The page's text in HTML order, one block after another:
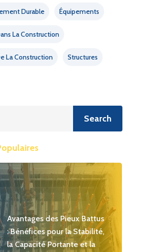
Durable Équipements
La Construction
La Construction Structures
Search
Avantages des Pieux Battus
: Bénéfices pour la Stabilité,
la Capacité Portante et la